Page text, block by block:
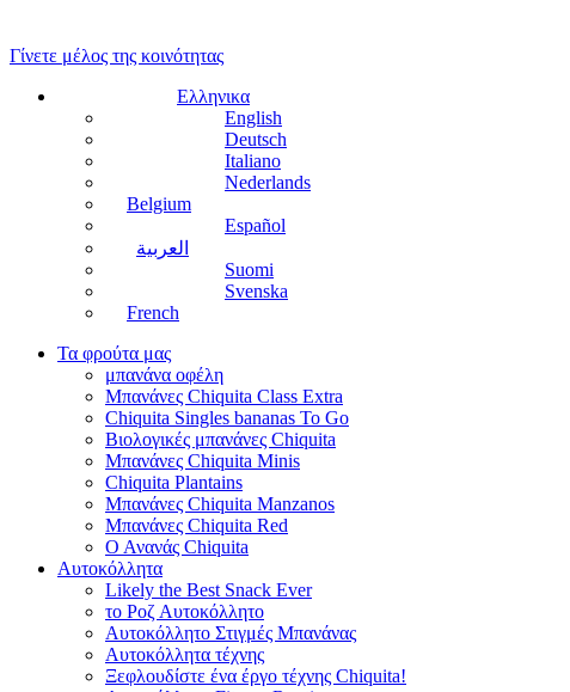
Γίνετε μέλος της κοινότητας
Ελληνικα
English
Deutsch
Italiano
Nederlands
Belgium
Español
العربية
Suomi
Svenska
French
Τα φρούτα μας
μπανάνα οφέλη
Μπανάνες Chiquita Class Extra
Chiquita Singles bananas To Go
Βιολογικές μπανάνες Chiquita
Μπανάνες Chiquita Minis
Chiquita Plantains
Μπανάνες Chiquita Manzanos
Μπανάνες Chiquita Red
Ο Ανανάς Chiquita
Αυτοκόλλητα
Likely the Best Snack Ever
το Ροζ Αυτοκόλλητο
Αυτοκόλλητο Στιγμές Μπανάνας
Αυτοκόλλητα τέχνης
Ξεφλουδίστε ένα έργο τέχνης Chiquita!